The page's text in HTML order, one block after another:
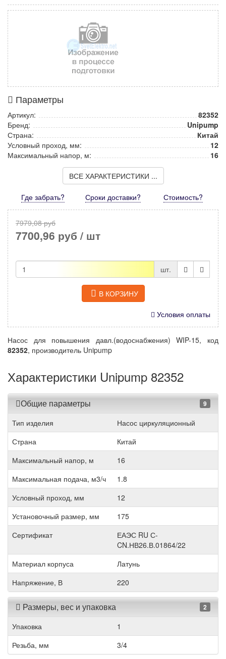
Параметры
Артикул:
82352
Бренд:
Unipump
Страна:
Китай
Условный проход, мм:
12
Максимальный напор, м:
16
ВСЕ ХАРАКТЕРИСТИКИ ...
Где забрать? Сроки доставки? Стоимость?
7979,08 руб
7700,96 руб / шт
шт.
В КОРЗИНУ
Условия оплаты
Насос для повышения давл.(водоснабжения) WIP-15, код
82352, производитель Unipump
Характеристики Unipump 82352
Общие параметры 9
Тип изделия
Насос циркуляционный
Страна
Китай
Максимальный напор, м
16
Максимальная подача, м3/ч
1.8
Условный проход, мм
12
Установочный размер, мм
175
Сертификат
ЕАЭС RU С-
CN.НВ26.В.01864/22
Материал корпуса
Латунь
Напряжение, В
220
Размеры, вес и упаковка 2
Упаковка
1
Резьба, мм
3/4